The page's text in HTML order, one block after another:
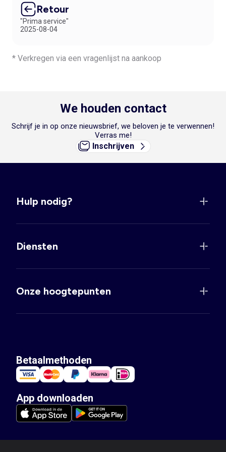
Retour
"Prima service"
2025-08-04
* Verkregen via een vragenlijst na aankoop
We houden contact
Schrijf je in op onze nieuwsbrief, we beloven je te verwennen!
Verras me!
Inschrijven
Hulp nodig?
Diensten
Onze hoogtepunten
Betaalmethoden
App downloaden